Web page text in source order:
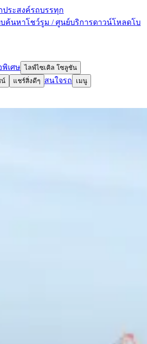
ประสงค์รถบรรทุก
ค้นหาโชว์รูม / ศูนย์บริการดาวน์โหลดโบ
พิเศษ ไลฟ์ไซเคิล โซลูชัน
น์
แชร์สิ่งดีๆ สนใจรถ เมนู